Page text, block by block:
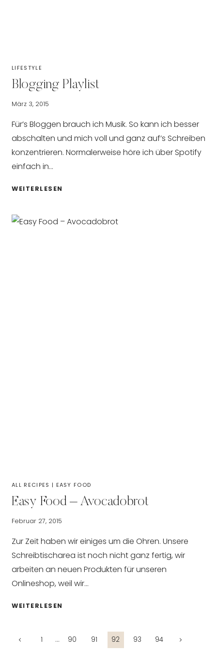
LIFESTYLE
Blogging Playlist
März 3, 2015
Für’s Bloggen brauch ich Musik. So kann ich besser
abschalten und mich voll und ganz auf’s Schreiben
konzentrieren. Normalerweise höre ich über Spotify
einfach in…
WEITERLESEN
ALL RECIPES | EASY FOOD
Easy Food – Avocadobrot
Februar 27, 2015
Zur Zeit haben wir einiges um die Ohren. Unsere
Schreibtischarea ist noch nicht ganz fertig, wir
arbeiten an neuen Produkten für unseren
Onlineshop, weil wir…
WEITERLESEN
AVOCADOBROT
Seitennavigation
Vorherige
1 … 90 91 92 93 94
Nächste